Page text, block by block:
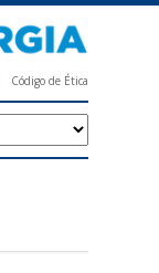
Código de Ética